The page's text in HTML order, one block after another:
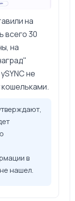
на
всего 30
на
не
в
нашел.